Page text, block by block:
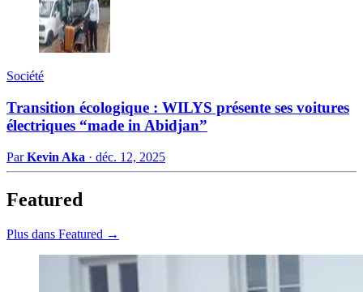
Société
Transition écologique : WILYS présente ses voitures
électriques “made in Abidjan”
ParKevin Aka · déc. 12, 2025
Featured
Plus dans Featured →